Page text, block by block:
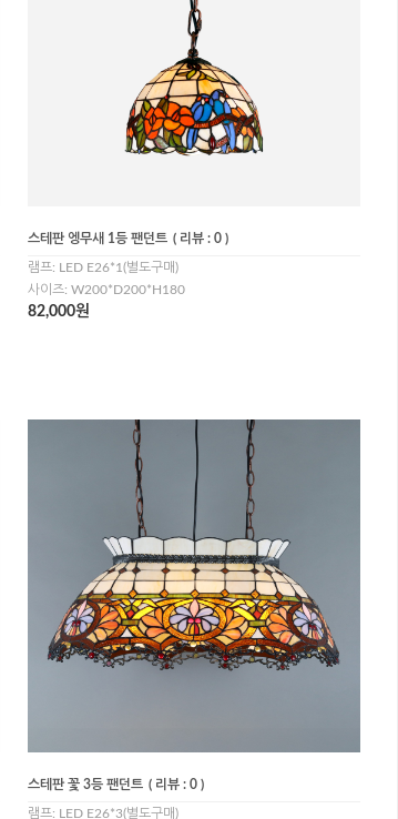
스테판 엥무새 1등 팬던트 ( 리뷰 : 0 )
램프: LED E26*1(별도구매)
사이즈: W200*D200*H180
82,000원
스테판 꽃 3등 팬던트 ( 리뷰 : 0 )
램프: LED E26*3(별도구매)